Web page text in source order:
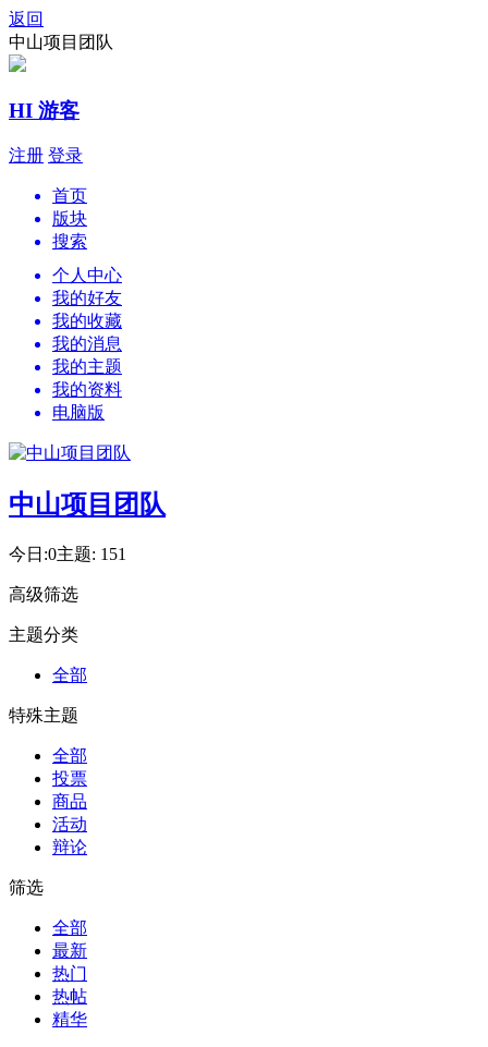
返回
中山项目团队
HI 游客
注册 登录
首页
版块
搜索
个人中心
我的好友
我的收藏
我的消息
我的主题
我的资料
电脑版
中山项目团队
今日:0主题: 151
高级筛选
主题分类
全部
特殊主题
全部
投票
商品
活动
辩论
筛选
全部
最新
热门
热帖
精华